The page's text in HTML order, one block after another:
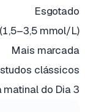
Esgotado
mmol/L)
Mais marcada
clássicos
matinal do Dia 3